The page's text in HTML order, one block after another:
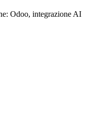
Odoo, integrazione AI